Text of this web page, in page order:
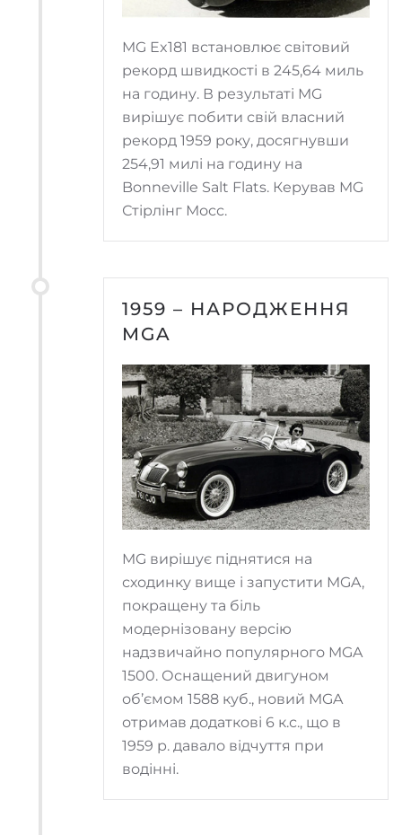
MG Ex181 встановлює світовий
рекорд швидкості в 245,64 миль
на годину. В результаті MG
вирішує побити свій власний
рекорд 1959 року, досягнувши
254,91 милі на годину на
Bonneville Salt Flats. Керував MG
Стірлінг Мосс.
1959 – НАРОДЖЕННЯ
MGA
MG вирішує піднятися на
сходинку вище і запустити MGA,
покращену та біль
модернізовану версію
надзвичайно популярного MGA
1500. Оснащений двигуном
об’ємом 1588 куб., новий MGA
отримав додаткові 6 к.с., що в
1959 р. давало відчуття при
водінні.